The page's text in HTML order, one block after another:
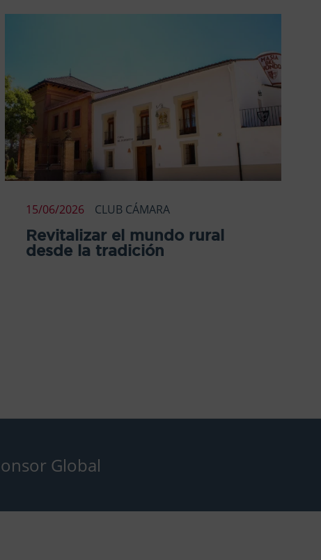
15/06/2026 CLUB CÁMARA
Revitalizar el mundo rural
desde la tradición
Global